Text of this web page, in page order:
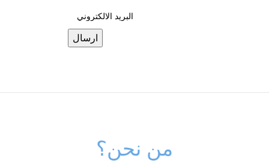
من نحن؟